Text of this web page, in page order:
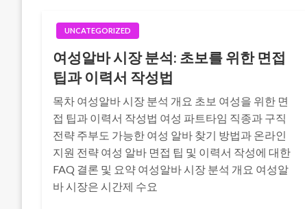
UNCATEGORIZED
여성알바 시장 분석: 초보를 위한 면접
팁과 이력서 작성법
목차 여성알바 시장 분석 개요 초보 여성을 위한 면
접 팁과 이력서 작성법 여성 파트타임 직종과 구직
전략 주부도 가능한 여성 알바 찾기 방법과 온라인
지원 전략 여성 알바 면접 팁 및 이력서 작성에 대한
FAQ 결론 및 요약 여성알바 시장 분석 개요 여성알
바 시장은 시간제 수요